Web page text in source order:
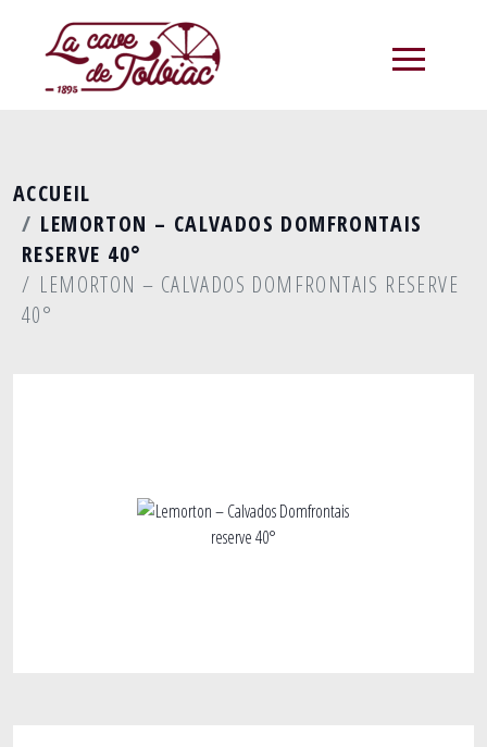
ACCUEIL
LEMORTON – CALVADOS DOMFRONTAIS
RESERVE 40°
LEMORTON – CALVADOS DOMFRONTAIS RESERVE
40°